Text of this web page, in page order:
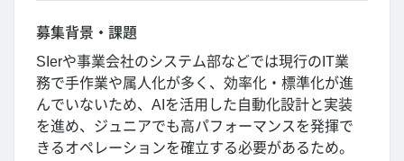
募集背景・課題
SIerや事業会社のシステム部などでは現行のIT業
務で手作業や属人化が多く、効率化・標準化が進
んでいないため、AIを活用した自動化設計と実装
を進め、ジュニアでも高パフォーマンスを発揮で
きるオペレーションを確立する必要があるため。